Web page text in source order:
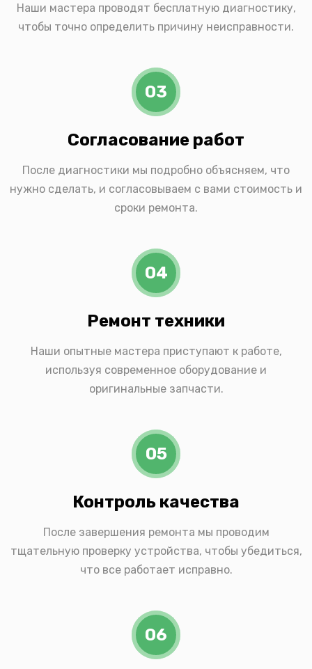
Наши мастера проводят бесплатную диагностику,
чтобы точно определить причину неисправности.
03
Согласование работ
После диагностики мы подробно объясняем, что
нужно сделать, и согласовываем с вами стоимость и
сроки ремонта.
04
Ремонт техники
Наши опытные мастера приступают к работе,
используя современное оборудование и
оригинальные запчасти.
05
Контроль качества
После завершения ремонта мы проводим
тщательную проверку устройства, чтобы убедиться,
что все работает исправно.
06